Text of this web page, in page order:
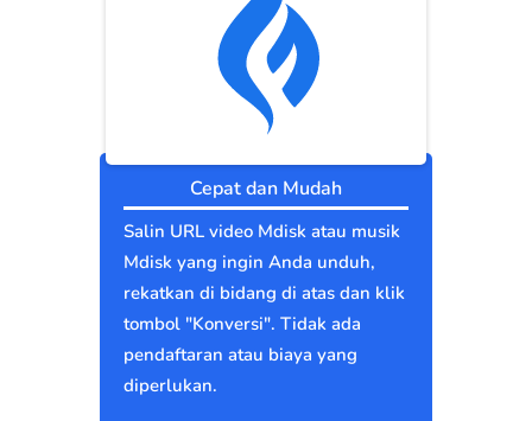
Cepat dan Mudah
Salin URL video Mdisk atau musik
Mdisk yang ingin Anda unduh,
rekatkan di bidang di atas dan klik
tombol "Konversi". Tidak ada
pendaftaran atau biaya yang
diperlukan.